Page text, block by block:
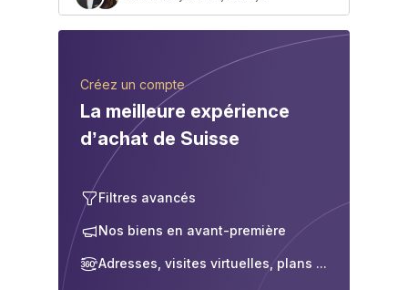
Créez un compte
La meilleure expérience
d’achat de Suisse
Filtres avancés
Nos biens en avant-première
Adresses, visites virtuelles, plans ...